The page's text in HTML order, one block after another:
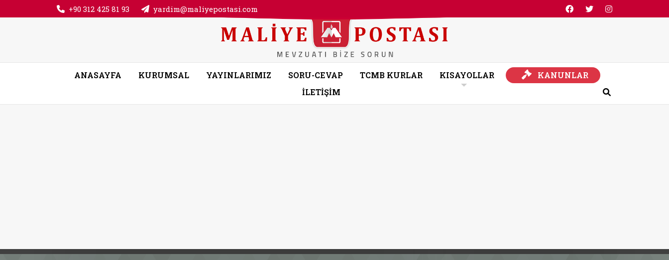
+90 312 425 81 93 yardim@maliyepostasi.com
ANASAYFA KURUMSAL YAYINLARIMIZ SORU-CEVAP TCMB KURLAR KISAYOLLAR KANUNLAR
KANUNLAR
İLETİŞİM